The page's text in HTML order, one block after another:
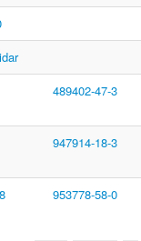
489402-47-3
947914-18-3
953778-58-0